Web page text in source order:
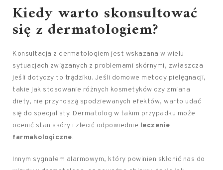
Kiedy warto skonsultować
się z dermatologiem?
Konsultacja z dermatologiem jest wskazana w wielu
sytuacjach związanych z problemami skórnymi, zwłaszcza
jeśli dotyczy to trądziku. Jeśli domowe metody pielęgnacji,
takie jak stosowanie różnych kosmetyków czy zmiana
diety, nie przynoszą spodziewanych efektów, warto udać
się do specjalisty. Dermatolog w takim przypadku może
ocenić stan skóry i zlecić odpowiednie leczenie
farmakologiczne.
Innym sygnałem alarmowym, który powinien skłonić nas do